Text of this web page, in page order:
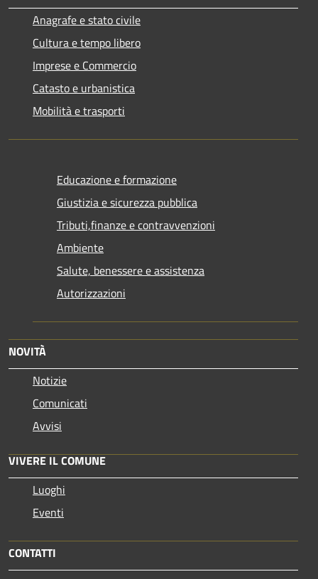
Anagrafe e stato civile
Cultura e tempo libero
Imprese e Commercio
Catasto e urbanistica
Mobilità e trasporti
Educazione e formazione
Giustizia e sicurezza pubblica
Tributi,finanze e contravvenzioni
Ambiente
Salute, benessere e assistenza
Autorizzazioni
NOVITÀ
Notizie
Comunicati
Avvisi
VIVERE IL COMUNE
Luoghi
Eventi
CONTATTI